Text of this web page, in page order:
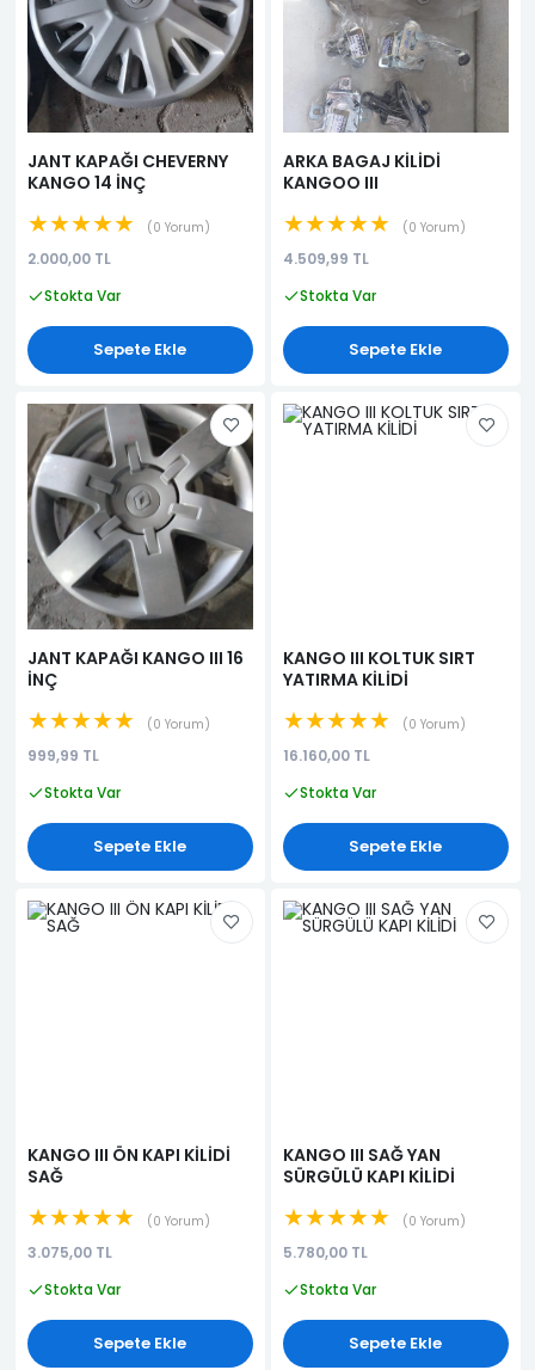
JANT KAPAĞI CHEVERNY
KANGO 14 İNÇ
★★★★★ 0 Yorum
2.000,00 TL
Stokta Var
Sepete Ekle
ARKA BAGAJ KİLİDİ
KANGOO III
★★★★★ 0 Yorum
4.509,99 TL
Stokta Var
Sepete Ekle
JANT KAPAĞI KANGO III 16
İNÇ
★★★★★ 0 Yorum
999,99 TL
Stokta Var
Sepete Ekle
KANGO III KOLTUK SIRT
YATIRMA KİLİDİ
★★★★★ 0 Yorum
16.160,00 TL
Stokta Var
Sepete Ekle
KANGO III ÖN KAPI KİLİDİ
SAĞ
★★★★★ 0 Yorum
3.075,00 TL
Stokta Var
Sepete Ekle
KANGO III SAĞ YAN
SÜRGÜLÜ KAPI KİLİDİ
★★★★★ 0 Yorum
5.780,00 TL
Stokta Var
Sepete Ekle